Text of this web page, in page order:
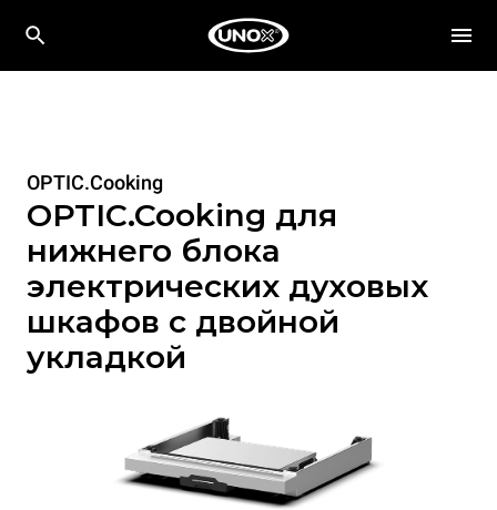
OPTIC.Cooking
OPTIC.Cooking для
нижнего блока
электрических духовых
шкафов с двойной
укладкой